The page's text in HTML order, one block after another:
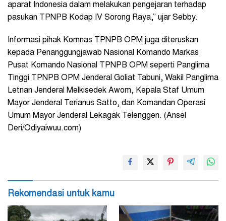
aparat Indonesia dalam melakukan pengejaran terhadap
pasukan TPNPB Kodap IV Sorong Raya,” ujar Sebby.
Informasi pihak Komnas TPNPB OPM juga diteruskan
kepada Penanggungjawab Nasional Komando Markas
Pusat Komando Nasional TPNPB OPM seperti Panglima
Tinggi TPNPB OPM Jenderal Goliat Tabuni, Wakil Panglima
Letnan Jenderal Melkisedek Awom, Kepala Staf Umum
Mayor Jenderal Terianus Satto, dan Komandan Operasi
Umum Mayor Jenderal Lekagak Telenggen. (Ansel
Deri/Odiyaiwuu.com)
Rekomendasi untuk kamu